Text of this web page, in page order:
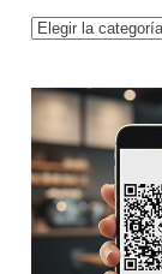
Categorías